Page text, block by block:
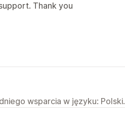
Thank you
wsparcia w języku: Polski.